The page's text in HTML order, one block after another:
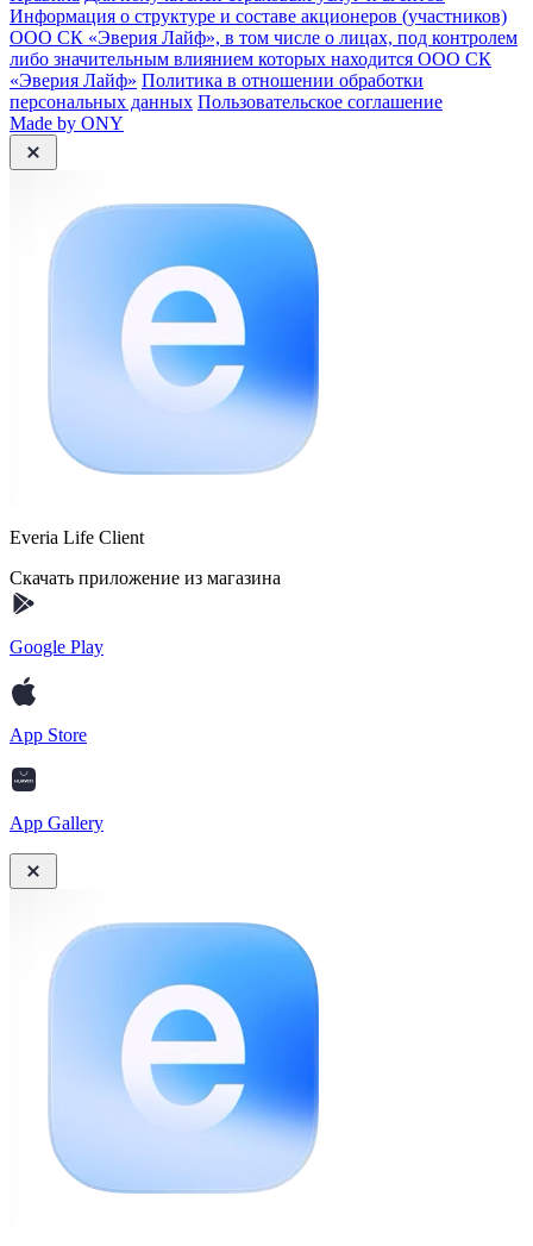
Информация о структуре и составе акционеров (участников)
ООО СК «Эверия Лайф», в том числе о лицах, под контролем
либо значительным влиянием которых находится ООО СК
«Эверия Лайф» Политика в отношении обработки
персональных данных Пользовательское соглашение
Made by ONY
Everia Life Client
Скачать приложение из магазина
Google Play
App Store
App Gallery